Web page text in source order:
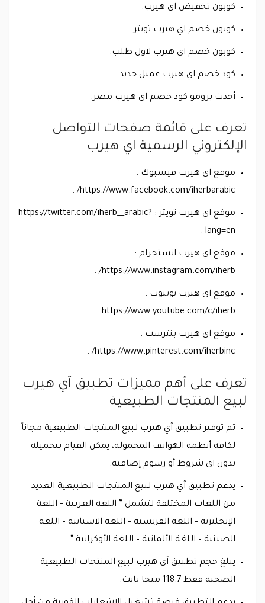
كوبون تخفيض اي هيرب.
كوبون خصم اي هيرب تويتر.
كوبون خصم اي هيرب لاول طلب.
كود خصم اي هيرب عميل جديد.
أحدث برومو كود خصم اي هيرب مصر.
تعرف على قائمة صفحات التواصل
الإلكتروني الرسمية اي هيرب
موقع اي هيرب فيسبوك :
https://www.facebook.com/iherbarabic/ .
موقع اي هيرب تويتر : https://twitter.com/iherb__arabic?
lang=en .
موقع اي هيرب انستجرام :
https://www.instagram.com/iherb/ .
موقع اي هيرب يوتيوب :
https://www.youtube.com/c/iherb .
موقع اي هيرب بنترست :
https://www.pinterest.com/iherbinc/ .
تعرف على أهم مميزات تطبيق آي هيرب
لبيع المنتجات الطبيعية
تم توفير تطبيق آي هيرب لبيع المنتجات الطبيعية مجاناً
لكافة أنظمة الهواتف المحمولة، يمكن القيام بتحميله
بدون اي شروط أو رسوم إضافية.
يدعم تطبيق آي هيرب لبيع المنتجات الطبيعية العديد
من اللغات المختلفة لتشمل ” اللغة العربية – اللغة
الإنجليزية – اللغة الفرنسية – اللغة الاسبانية – اللغة
الصينية – اللغة الألمانية – اللغة الأوكرانية “.
يبلغ حجم تطبيق آي هيرب لبيع المنتجات الطبيعية
الصحية فقط 118.7 ميجا بايت.